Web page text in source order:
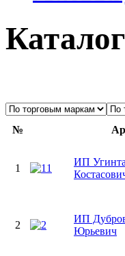
№
1
ИП
2
ИП
Юрьевич